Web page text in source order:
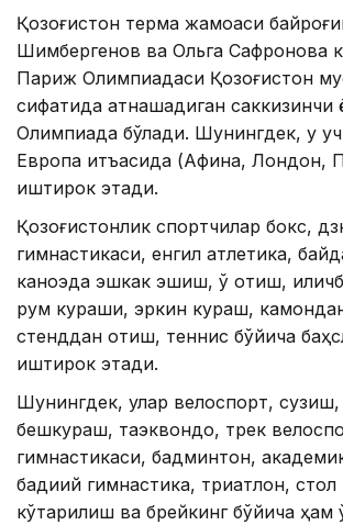
Қозоғистон терма жамоаси
Шимбергенов ва Ольга Сафронова
Париж Олимпиадаси Қозоғистон
сифатида қатнашадиган саккизинчи
Олимпиада бўлади. Шунингдек, у
Европа қитъасида (Афина, Лондон,
иштирок этади.
Қозоғистонлик спортчилар бокс,
гимнастикаси, енгил атлетика,
каноэда эшкак эшиш, ўқ отиш,
рум кураши, эркин кураш,
стенддан отиш, теннис бўйича
иштирок этади.
Шунингдек, улар велоспорт,
бешкураш, таэквондо, трек
гимнастикаси, бадминтон,
бадиий гимнастика, триатлон, стол
кўтарилиш ва брейкинг бўйича ҳам